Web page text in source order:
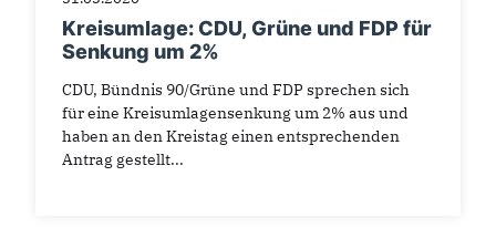
Kreisumlage: CDU, Grüne und FDP für
Senkung um 2%
CDU, Bündnis 90/Grüne und FDP sprechen sich
für eine Kreisumlagensenkung um 2% aus und
haben an den Kreistag einen entsprechenden
Antrag gestellt...